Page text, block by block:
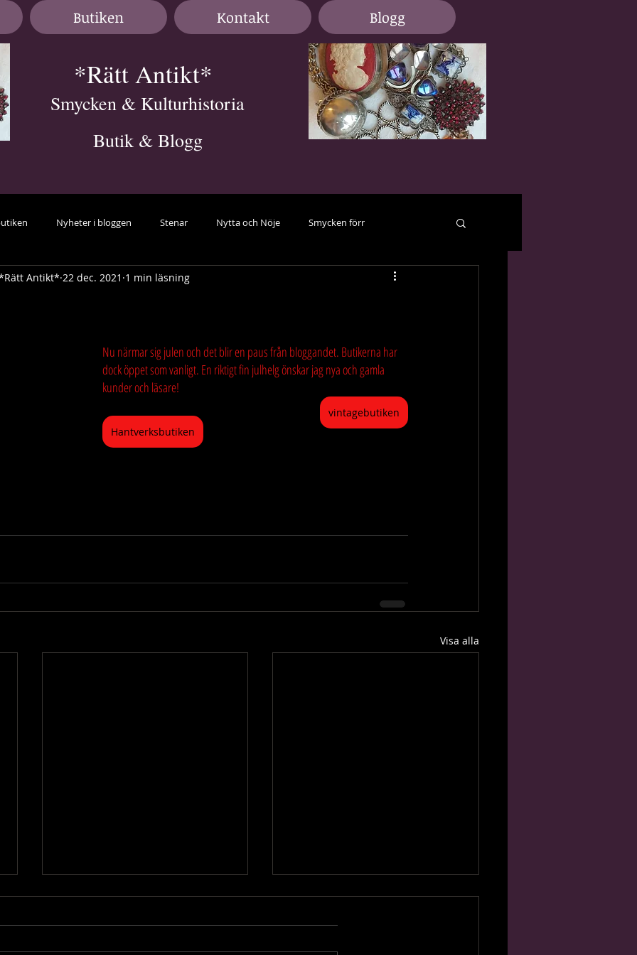
Butiken Kontakt Blogg
Smycken & Kulturhistoria
Butik & Blogg
*Rätt Antikt*
Nyheter i bloggen Stenar Nytta och Nöje Smycken förr
avant-garde Örhängen samlarsmycken
Antikt* 22 dec. 2021 1 min läsning
Nu närmar sig julen och det blir en paus från bloggandet. Butikerna har
dock öppet som vanligt. En riktigt fin julhelg önskar jag nya och gamla
kunder och läsare!
vintagebutiken
Hantverksbutiken
Visa alla